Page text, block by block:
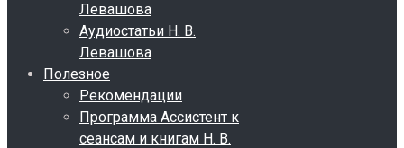
Левашова
Аудиостатьи Н. В.
Левашова
Полезное
Рекомендации
Программа Ассистент к
сеансам и книгам Н. В.